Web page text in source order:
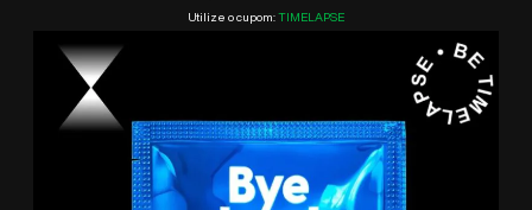
Utilize o cupom: TIMELAPSE